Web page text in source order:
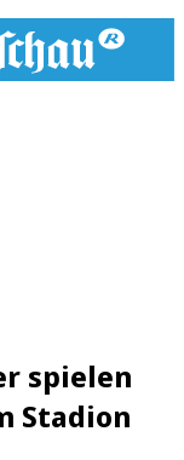
spielen
Stadion